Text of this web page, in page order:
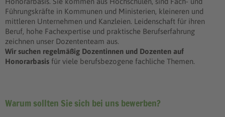
Führungskräfte in Kommunen und Ministerien, kleineren und
mittleren Unternehmen und Kanzleien. Leidenschaft für ihren
Beruf, hohe Fachexpertise und praktische Berufserfahrung
zeichnen unser Dozententeam aus.
Wir suchen regelmäßig Dozentinnen und Dozenten auf
Honorarbasis für viele berufsbezogene fachliche Themen.
Warum sollten Sie sich bei uns bewerben?